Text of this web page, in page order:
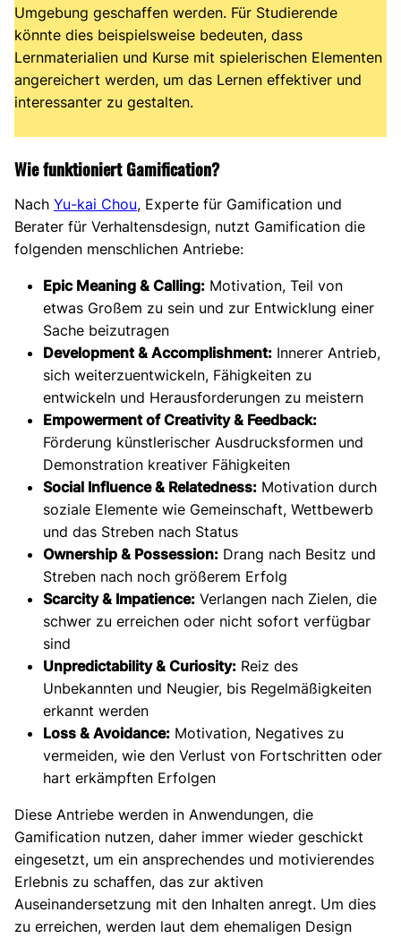
Umgebung geschaffen werden. Für Studierende
könnte dies beispielsweise bedeuten, dass
Lernmaterialien und Kurse mit spielerischen Elementen
angereichert werden, um das Lernen effektiver und
interessanter zu gestalten.
Wie funktioniert Gamification?
Nach Yu-kai Chou, Experte für Gamification und
Berater für Verhaltensdesign, nutzt Gamification die
folgenden menschlichen Antriebe:
Epic Meaning & Calling: Motivation, Teil von
etwas Großem zu sein und zur Entwicklung einer
Sache beizutragen
Development & Accomplishment: Innerer Antrieb,
sich weiterzuentwickeln, Fähigkeiten zu
entwickeln und Herausforderungen zu meistern
Empowerment of Creativity & Feedback:
Förderung künstlerischer Ausdrucksformen und
Demonstration kreativer Fähigkeiten
Social Influence & Relatedness: Motivation durch
soziale Elemente wie Gemeinschaft, Wettbewerb
und das Streben nach Status
Ownership & Possession: Drang nach Besitz und
Streben nach noch größerem Erfolg
Scarcity & Impatience: Verlangen nach Zielen, die
schwer zu erreichen oder nicht sofort verfügbar
sind
Unpredictability & Curiosity: Reiz des
Unbekannten und Neugier, bis Regelmäßigkeiten
erkannt werden
Loss & Avoidance: Motivation, Negatives zu
vermeiden, wie den Verlust von Fortschritten oder
hart erkämpften Erfolgen
Diese Antriebe werden in Anwendungen, die
Gamification nutzen, daher immer wieder geschickt
eingesetzt, um ein ansprechendes und motivierendes
Erlebnis zu schaffen, das zur aktiven
Auseinandersetzung mit den Inhalten anregt. Um dies
zu erreichen, werden laut dem ehemaligen Design